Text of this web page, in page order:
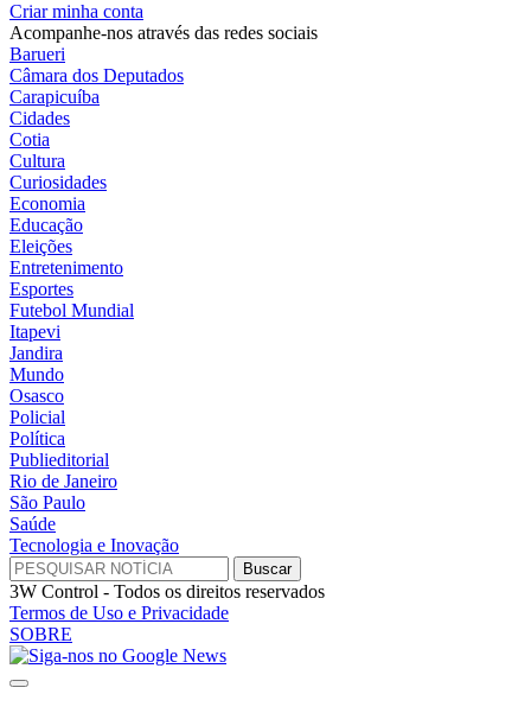
Criar minha conta
Acompanhe-nos através das redes sociais
Barueri
Câmara dos Deputados
Carapicuíba
Cidades
Cotia
Cultura
Curiosidades
Economia
Educação
Eleições
Entretenimento
Esportes
Futebol Mundial
Itapevi
Jandira
Mundo
Osasco
Policial
Política
Publieditorial
Rio de Janeiro
São Paulo
Saúde
Tecnologia e Inovação
3W Control - Todos os direitos reservados
Termos de Uso e Privacidade
SOBRE